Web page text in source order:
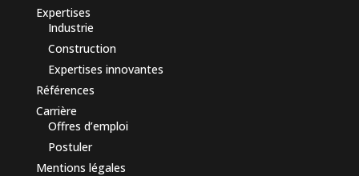
Expertises
Industrie
Construction
Expertises innovantes
Références
Carrière
Offres d’emploi
Postuler
Mentions légales